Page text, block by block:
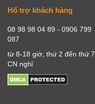
Hổ trợ khách hàng
08 98 98 04 89 - 0906 799
087
từ 8-18 giờ, thứ 2 đến thứ 7,
CN nghỉ